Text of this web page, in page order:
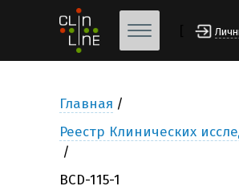
Главная
Реестр Клинических
BCD-115-1